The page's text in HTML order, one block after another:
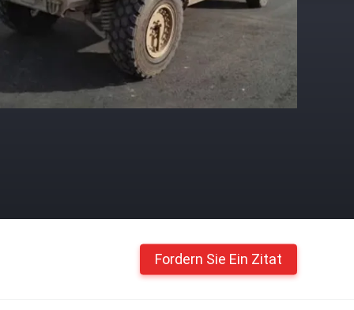
Fordern Sie Ein Zitat